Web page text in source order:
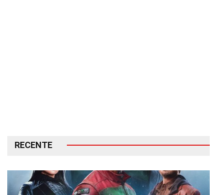
RECENTE